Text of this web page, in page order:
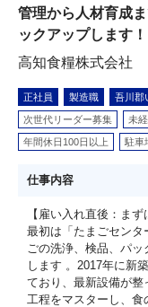
管理から人材育成
ックアップします！
高知食糧株式会社
正社員 製造職 吾川郡
次世代リーダー募集 未
年間休日100日以上 駐車
仕事内容
【雇い入れ直後：ま
最初は「たまごセンタ
ごの洗浄、検品、パ
します 。2017年に新
ており、最新設備が
工程をマスターし、食